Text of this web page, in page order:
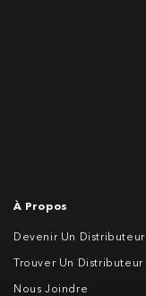
À Propos
Devenir Un Distributeur
Trouver Un Distributeur
Nous Joindre